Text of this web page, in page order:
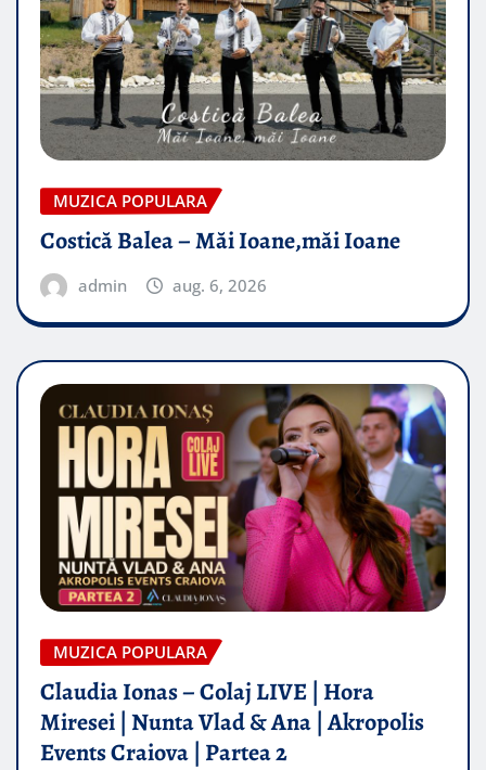
MUZICA POPULARA
Costică Balea – Măi Ioane,măi Ioane
admin aug. 6, 2026
MUZICA POPULARA
Claudia Ionas – Colaj LIVE | Hora
Miresei | Nunta Vlad & Ana | Akropolis
Events Craiova | Partea 2